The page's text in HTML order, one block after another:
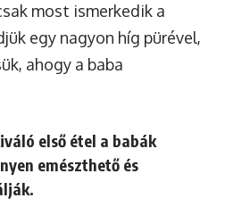
most ismerkedik a
egy nagyon híg pürével,
ahogy a baba
első étel a babák
emészthető és